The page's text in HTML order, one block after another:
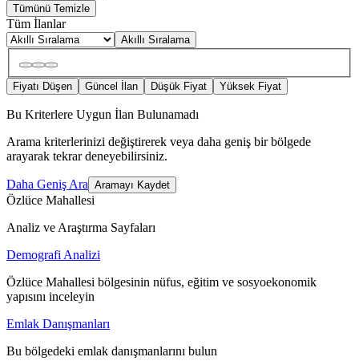
Tümünü Temizle
Tüm İlanlar
Akıllı Sıralama
Fiyatı Düşen Güncel İlan Düşük Fiyat Yüksek Fiyat
Bu Kriterlere Uygun İlan Bulunamadı
Arama kriterlerinizi değiştirerek veya daha geniş bir bölgede
arayarak tekrar deneyebilirsiniz.
Daha Geniş Ara Aramayı Kaydet
Özlüce Mahallesi
Analiz ve Araştırma Sayfaları
Demografi Analizi
Özlüce Mahallesi bölgesinin nüfus, eğitim ve sosyoekonomik
yapısını inceleyin
Emlak Danışmanları
Bu bölgedeki emlak danışmanlarını bulun